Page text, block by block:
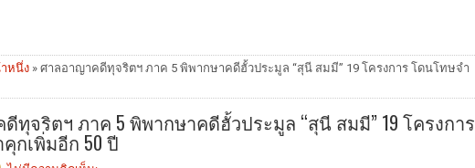
หนึ่ง » ศาลอาญาคดีทุจริตฯ ภาค 5 พิพากษาคดีฮั้วประมูล “สุนี สมมี” 19 โครงการ โดนโทษจำ
ทุจริตฯ ภาค 5 พิพากษาคดีฮั้วประมูล “สุนี สมมี” 19 โครงการ
กเพิ่มอีก 50 ปี